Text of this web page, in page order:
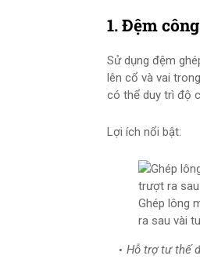
1. Đệm
Sử dụng đệm
lên cổ và vai
có thể duy trì độ
Lợi ích nổi bật:
Ghép lông
ra sau vài
Hỗ trợ tư thế